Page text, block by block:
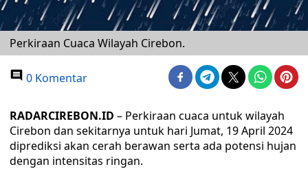
Perkiraan Cuaca Wilayah Cirebon.
0 Komentar
RADARCIREBON.ID – Perkiraan cuaca untuk wilayah
Cirebon dan sekitarnya untuk hari Jumat, 19 April 2024
diprediksi akan cerah berawan serta ada potensi hujan
dengan intensitas ringan.